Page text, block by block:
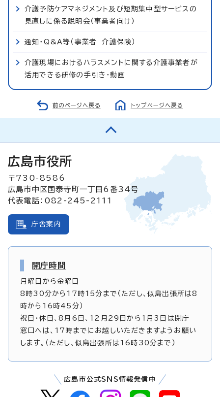
介護予防ケアマネジメント及び短期集中型サービスの
見直しに係る説明会（事業者向け）
通知・Q&A等（事業者 介護保険）
介護現場におけるハラスメントに関する介護事業者が
活用できる研修の手引き・動画
前のページへ戻る トップページへ戻る
広島市役所
〒730-8586
広島市中区国泰寺町一丁目6番34号
代表電話：082-245-2111
庁舎案内
開庁時間
月曜日から金曜日
8時30分から17時15分まで（ただし、似島出張所は8
時から16時45分）
祝日・休日、8月6日、12月29日から1月3日は閉庁
窓口へは、17時までにお越しいただきますようお願い
します。（ただし、似島出張所は16時30分まで）
広島市公式SNS情報発信中